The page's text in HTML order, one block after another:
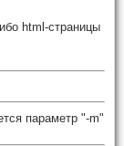
html-страницы
параметр "-m"